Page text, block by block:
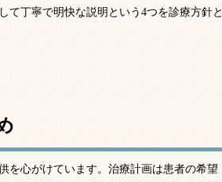
て丁寧で明快な説明という4つを診療方針と
を心がけています。治療計画は患者の希望